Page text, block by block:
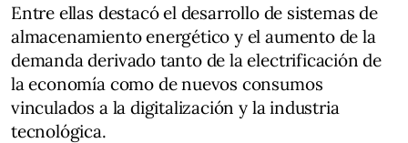
Entre ellas destacó el desarrollo de sistemas de
almacenamiento energético y el aumento de la
demanda derivado tanto de la electrificación de
la economía como de nuevos consumos
vinculados a la digitalización y la industria
tecnológica.